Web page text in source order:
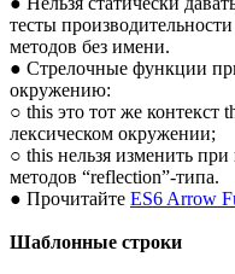
тесты
методов без имени.
● Стрелочные функции
окружению:
○ this это тот же контекст
лексическом окружении;
○ this нельзя изменить
методов “reflection”-типа.
● Прочитайте ES6 Arrow
Шаблонные строки